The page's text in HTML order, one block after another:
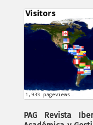
PAG Revista